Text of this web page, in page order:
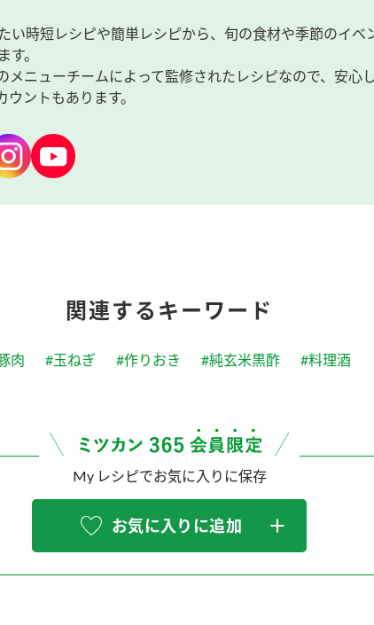
い時短レシピや簡単レシピから、旬の食材や季節のイ
す。
メニューチームによって監修されたレシピなので、安心
ウントもあります。
関連するキーワード
肉 #玉ねぎ #作りおき #純玄米黒酢 #料理酒
My レシピでお気に入りに保存
お気に入りに追加